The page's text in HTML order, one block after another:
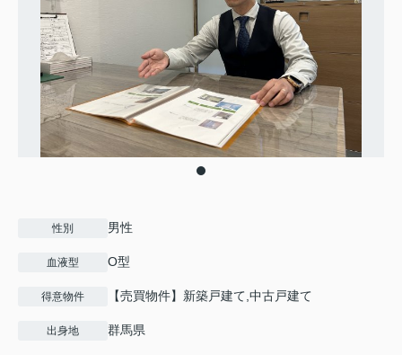
性別 男性
血液型 O型
得意物件 【売買物件】新築戸建て,中古戸建て
出身地 群馬県